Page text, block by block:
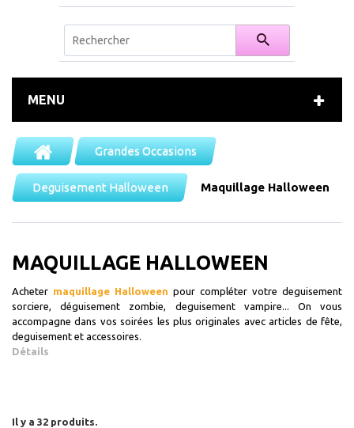
MENU
Grandes Occasions
Deguisement Halloween Maquillage Halloween
MAQUILLAGE HALLOWEEN
Acheter maquillage Halloween pour compléter votre deguisement
sorciere, déguisement zombie, deguisement vampire... On vous
accompagne dans vos soirées les plus originales avec articles de fête,
deguisement et accessoires.
Détails
Il y a 32 produits.